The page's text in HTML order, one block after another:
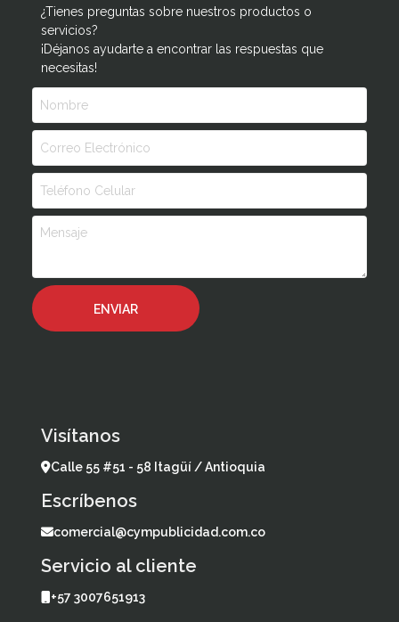
¿Tienes preguntas sobre nuestros productos o
servicios?
¡Déjanos ayudarte a encontrar las respuestas que
necesitas!
Visítanos
Calle 55 #51 - 58 Itagüí / Antioquia
Escríbenos
comercial@cympublicidad.com.co
Servicio al cliente
+57 3007651913